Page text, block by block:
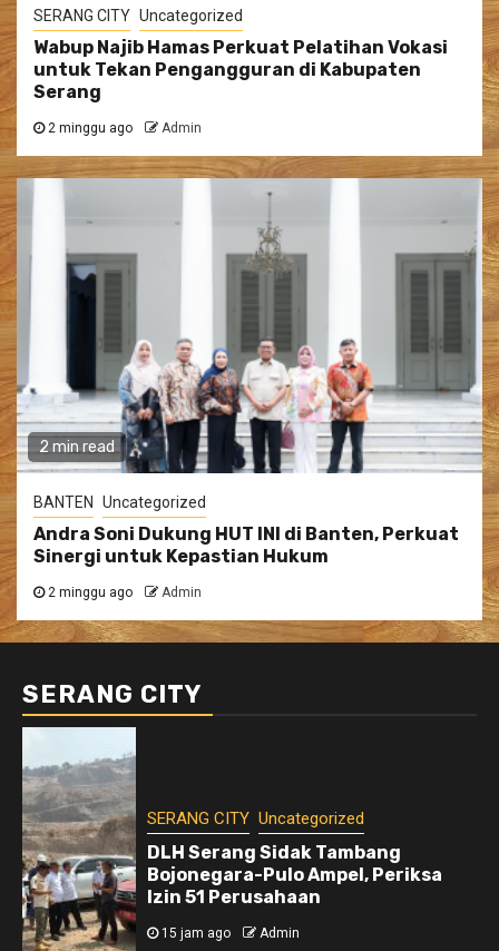
SERANG CITY Uncategorized
Wabup Najib Hamas Perkuat Pelatihan Vokasi
untuk Tekan Pengangguran di Kabupaten
Serang
2 minggu ago Admin
2 min read
BANTEN Uncategorized
Andra Soni Dukung HUT INI di Banten, Perkuat
Sinergi untuk Kepastian Hukum
2 minggu ago Admin
SERANG CITY
SERANG CITY Uncategorized
DLH Serang Sidak Tambang
Bojonegara-Pulo Ampel, Periksa
Izin 51 Perusahaan
15 jam ago Admin